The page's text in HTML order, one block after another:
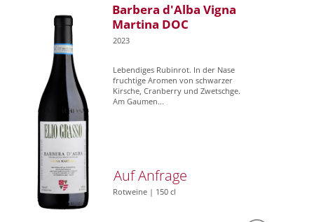
Barbera d'Alba Vigna
Martina DOC
2023
Lebendiges Rubinrot. In der Nase
fruchtige Aromen von schwarzer
Kirsche, Cranberry und Zwetschge.
Am Gaumen...
Auf Anfrage
Rotweine | 150 cl